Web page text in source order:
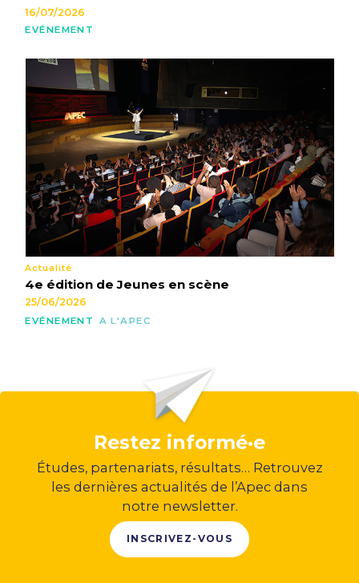
16/07/2026
EVÉNEMENT
Actualité
4e édition de Jeunes en scène
25/06/2026
EVÉNEMENT A L'APEC
Restez informé·e
Études, partenariats, résultats… Retrouvez
les dernières actualités de l’Apec dans
notre newsletter.
INSCRIVEZ-VOUS